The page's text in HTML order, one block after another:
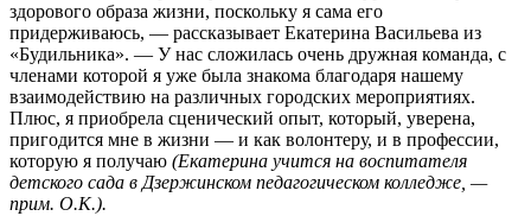
здорового образа жизни, поскольку я сама его
придерживаюсь, — рассказывает Екатерина Васильева из
«Будильника». — У нас сложилась очень дружная команда, с
членами которой я уже была знакома благодаря нашему
взаимодействию на различных городских мероприятиях.
Плюс, я приобрела сценический опыт, который, уверена,
пригодится мне в жизни — и как волонтеру, и в профессии,
которую я получаю (Екатерина учится на воспитателя
детского сада в Дзержинском педагогическом колледже, —
прим. О.К.).